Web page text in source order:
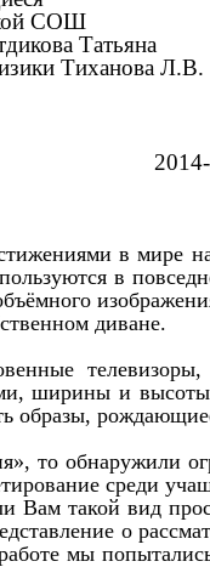
СОШ
Татьяна
Тиханова Л.В.
в мире
в
диване.
ширины и
образы,
то обнаружили
среди
Вам такой вид
о
мы